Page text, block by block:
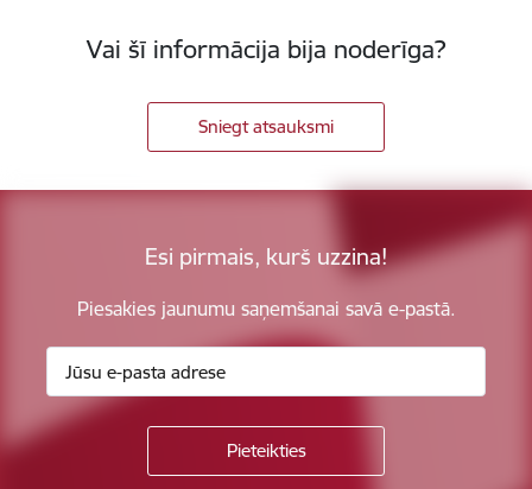
Vai šī informācija bija noderīga?
Sniegt atsauksmi
Esi pirmais, kurš uzzina!
Piesakies jaunumu saņemšanai savā e-pastā.